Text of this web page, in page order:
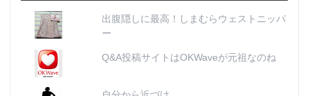
出腹隠しに最高！しまむらウェストニッパ
ー
Q&A投稿サイトはOKWaveが元祖なのね